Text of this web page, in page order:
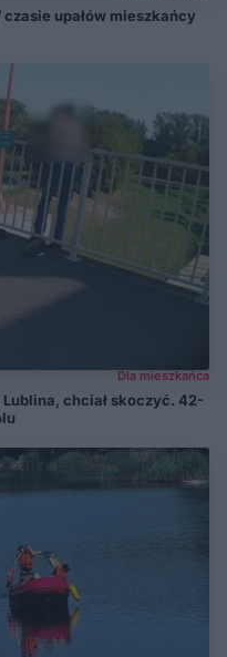
upałów mieszkańcy
Dla mieszkańca
chciał skoczyć. 42-